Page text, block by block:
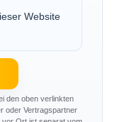
Website
den oben verlinkten
oder Vertragspartner